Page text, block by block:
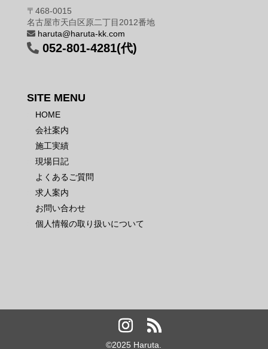
〒468-0015
名古屋市天白区原二丁目2012番地
haruta@haruta-kk.com
052-801-4281(代)
SITE MENU
HOME
会社案内
施工実績
現場日記
よくあるご質問
求人案内
お問い合わせ
個人情報の取り扱いについて
©️2025 Haruta.